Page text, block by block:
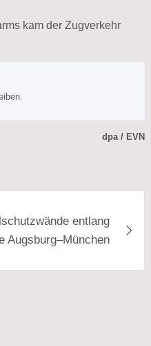
kam der Zugverkehr
dpa / EVN
entlang
Augsburg–München